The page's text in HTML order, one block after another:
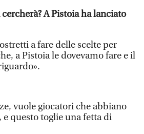
A Pistoia ha lanciato
a fare delle scelte per
a Pistoia le dovevamo fare e il
vuole giocatori che abbiano
e questo toglie una fetta di